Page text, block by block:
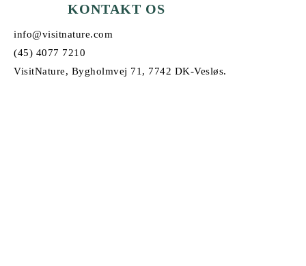
KONTAKT OS
info@visitnature.com
(45) 4077 7210
VisitNature, Bygholmvej 71, 7742 DK-Vesløs.